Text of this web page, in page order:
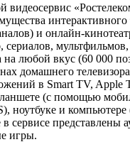
интерактивного
и онлайн-
сериалов,
на любой вкус (60 000
домашнего
в Smart TV,
(с помощью
ноутбуке и компьютере
сервисе представлены
игры.